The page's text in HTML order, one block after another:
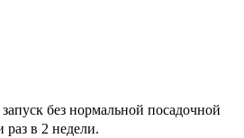
без нормальной посадочной
в 2 недели.